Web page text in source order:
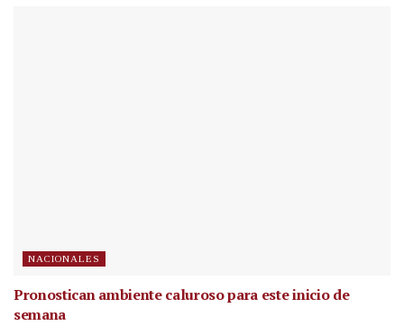
NACIONALES
Pronostican ambiente caluroso para este inicio de
semana